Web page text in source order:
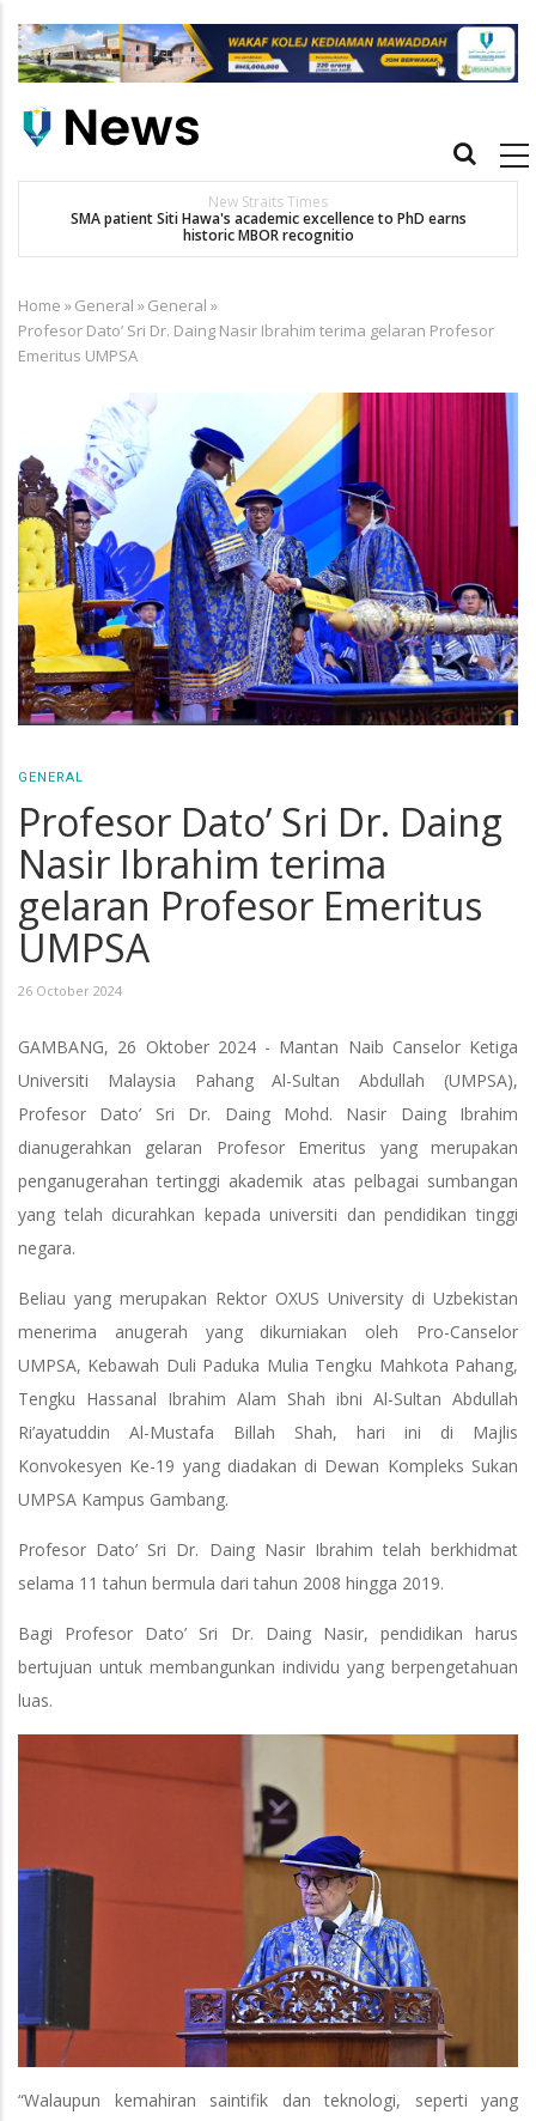
main
Main
New Straits Times
SMA patient Siti Hawa's academic excellence to PhD earns
historic MBOR recognitio
Breadcrumb
Home »General »General »
Profesor Dato’ Sri Dr. Daing Nasir Ibrahim terima gelaran Profesor
Emeritus UMPSA
GENERAL
Profesor Dato’ Sri Dr. Daing
Nasir Ibrahim terima
gelaran Profesor Emeritus
UMPSA
26 October 2024
GAMBANG, 26 Oktober 2024 - Mantan Naib Canselor Ketiga
Universiti Malaysia Pahang Al-Sultan Abdullah (UMPSA),
Profesor Dato’ Sri Dr. Daing Mohd. Nasir Daing Ibrahim
dianugerahkan gelaran Profesor Emeritus yang merupakan
penganugerahan tertinggi akademik atas pelbagai sumbangan
yang telah dicurahkan kepada universiti dan pendidikan tinggi
negara.
Beliau yang merupakan Rektor OXUS University di Uzbekistan
menerima anugerah yang dikurniakan oleh Pro-Canselor
UMPSA, Kebawah Duli Paduka Mulia Tengku Mahkota Pahang,
Tengku Hassanal Ibrahim Alam Shah ibni Al-Sultan Abdullah
Ri’ayatuddin Al-Mustafa Billah Shah, hari ini di Majlis
Konvokesyen Ke-19 yang diadakan di Dewan Kompleks Sukan
UMPSA Kampus Gambang.
Profesor Dato’ Sri Dr. Daing Nasir Ibrahim telah berkhidmat
selama 11 tahun bermula dari tahun 2008 hingga 2019.
Bagi Profesor Dato’ Sri Dr. Daing Nasir, pendidikan harus
bertujuan untuk membangunkan individu yang berpengetahuan
luas.
“Walaupun kemahiran saintifik dan teknologi, seperti yang